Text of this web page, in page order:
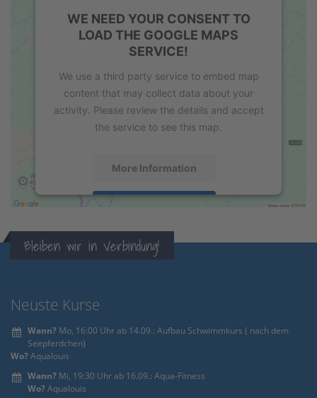
WE NEED YOUR CONSENT TO
LOAD THE GOOGLE MAPS
SERVICE!
We use a third party service to embed map
content that may collect data about your
activity. Please review the details and accept
the service to see this map.
More Information
powered byUsercentrics Consent
Management Platform&eRecht24
Bleiben wir in Verbindung!
Neuste Kurse
Wann? Mo, 16:00 Uhr ab 14.09.: Aufbau Schwimmkurs ( nach dem
Seepferdchen)
Wo?Aqualouis
Wann? Mi, 19:30 Uhr ab 16.09.: Aqua-Fitness
Wo?Aqualouis